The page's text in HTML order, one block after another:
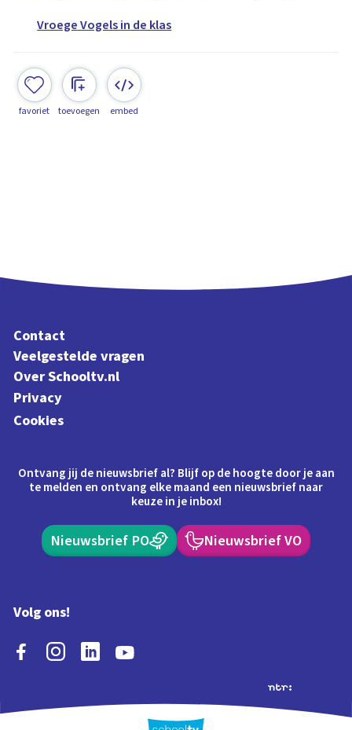
Vroege Vogels in de klas
favoriet toevoegen embed
Contact
Veelgestelde vragen
Over Schooltv.nl
Privacy
Cookies
Ontvang jij de nieuwsbrief al? Blijf op de hoogte door je aan
te melden en ontvang elke maand een nieuwsbrief naar
keuze in je inbox!
Nieuwsbrief PO Nieuwsbrief VO
Volg ons!